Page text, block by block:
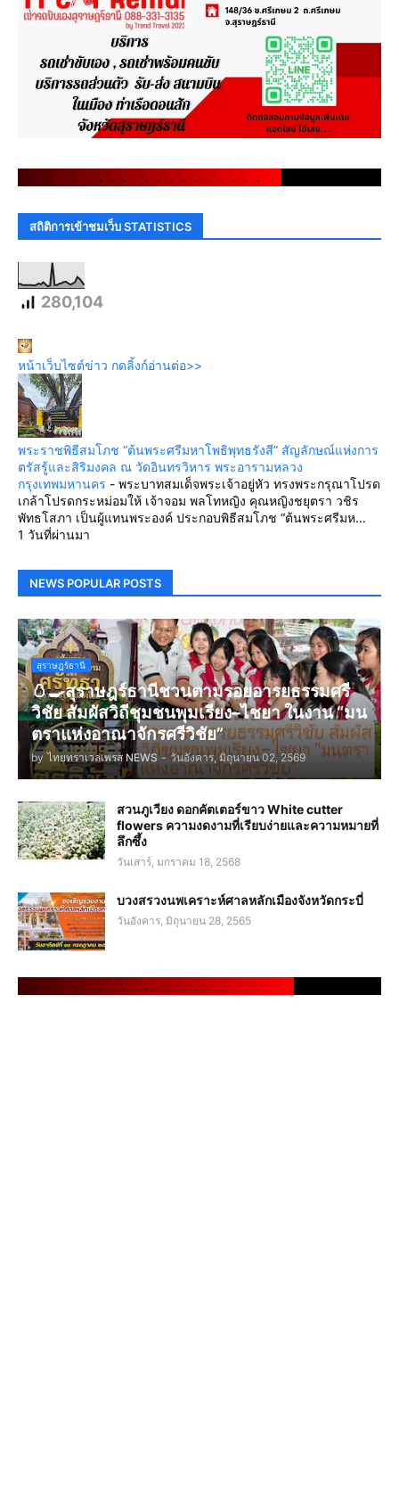
. . . . . . . . . . . . . . . . . . . . . .
สถิติการเข้าชมเว็บ STATISTICS
280,104
หน้าเว็บไซต์ข่าว กดลิ้งก์อ่านต่อ>>
พระราชพิธีสมโภช “ต้นพระศรีมหาโพธิพุทธรังสี” สัญลักษณ์แห่งการ
ตรัสรู้และสิริมงคล ณ วัดอินทรวิหาร พระอารามหลวง
กรุงเทพมหานคร - พระบาทสมเด็จพระเจ้าอยู่หัว ทรงพระกรุณาโปรด
เกล้าโปรดกระหม่อมให้ เจ้าจอม พลโทหญิง คุณหญิงชยุตรา วชิร
พัทธโสภา เป็นผู้แทนพระองค์ ประกอบพิธีสมโภช “ต้นพระศรีมห...
1 วันที่ผ่านมา
NEWS POPULAR POSTS
สุราษฎร์ธานี
🥚🍳สุราษฎร์ธานีชวนตามรอยอารยธรรมศรี
วิชัย สัมผัสวิถีชุมชนพุมเรียง–ไชยา ในงาน “มน
ตราแห่งอาณาจักรศรีวิชัย”
by ไทยทราเวลเพรส NEWS - วันอังคาร, มิถุนายน 02, 2569
สวนภูเวียง ดอกคัตเตอร์ขาว White cutter
flowers ความงดงามที่เรียบง่ายและความหมายที่
ลึกซึ้ง
วันเสาร์, มกราคม 18, 2568
บวงสรวงนพเคราะห์ศาลหลักเมืองจังหวัดกระบี่
วันอังคาร, มิถุนายน 28, 2565
. . . . . . . . . . . . . . . . . . . . . . .